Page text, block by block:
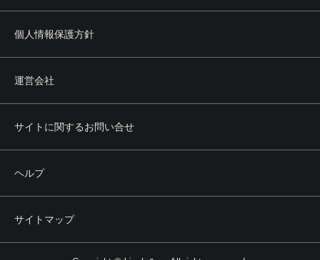
個人情報保護方針
運営会社
サイトに関するお問い合せ
ヘルプ
サイトマップ